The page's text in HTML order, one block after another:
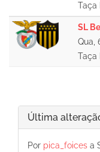
Taça
SL
Qua,
Taça
Última
Por pica_foices a